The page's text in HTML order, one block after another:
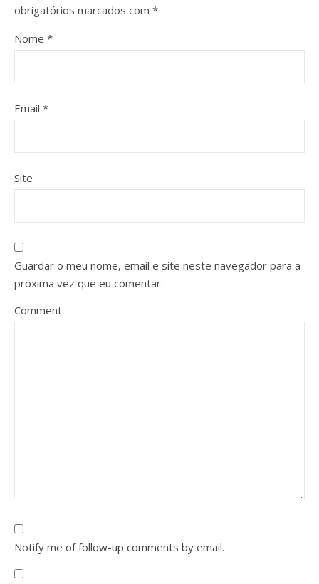
obrigatórios marcados com *
Nome *
Email *
Site
Guardar o meu nome, email e site neste navegador para a
próxima vez que eu comentar.
Comment
Notify me of follow-up comments by email.